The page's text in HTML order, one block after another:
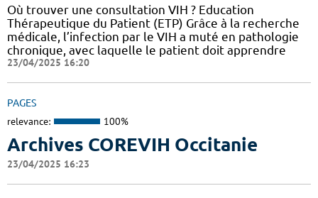
Où trouver une consultation VIH ? Education
Thérapeutique du Patient (ETP) Grâce à la recherche
médicale, l’infection par le VIH a muté en pathologie
chronique, avec laquelle le patient doit apprendre
23/04/2025 16:20
PAGES
relevance: 100%
Archives COREVIH Occitanie
23/04/2025 16:23